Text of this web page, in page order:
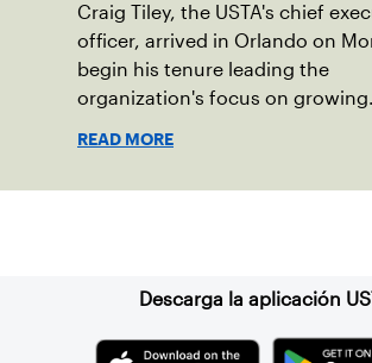
Craig Tiley, the USTA's chief
officer, arrived in Orlando on
begin his tenure leading the
organization's focus on growing
READ MORE
Descarga la aplicación